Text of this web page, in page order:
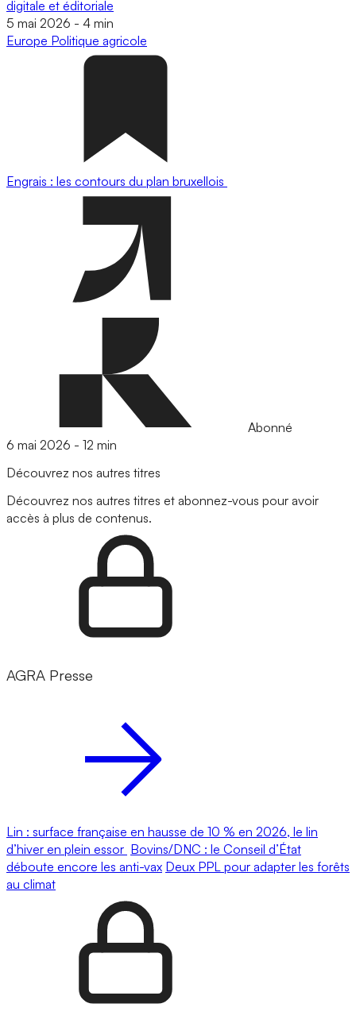
digitale et éditoriale
5 mai 2026 - 4 min
Europe Politique agricole
Engrais : les contours du plan bruxellois
Abonné
6 mai 2026 - 12 min
Découvrez nos autres titres
Découvrez nos autres titres et abonnez-vous pour avoir
accès à plus de contenus.
AGRA Presse
Lin : surface française en hausse de 10 % en 2026, le lin
d’hiver en plein essor Bovins/DNC : le Conseil d’État
déboute encore les anti-vax Deux PPL pour adapter les forêts
au climat